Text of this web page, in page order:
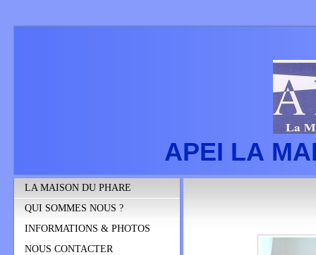
APEI LA
LA MAISON DU PHARE
QUI SOMMES NOUS ?
INFORMATIONS & PHOTOS
NOUS CONTACTER